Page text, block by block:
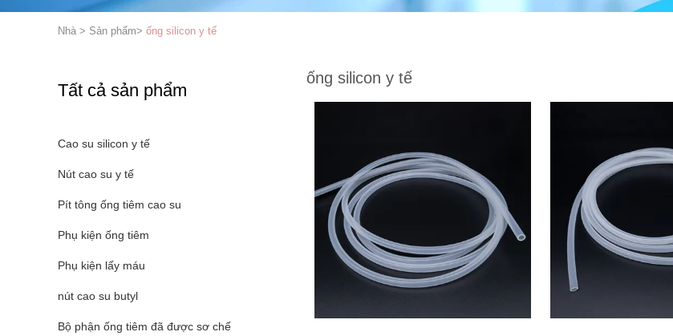
Nhà > Sản phẩm> ống silicon y tế
Tất cả sản phẩm
Cao su silicon y tế
Nút cao su y tế
Pít tông ống tiêm cao su
Phụ kiện ống tiêm
Phụ kiện lấy máu
nút cao su butyl
Bộ phận ống tiêm đã được sơ chế
ống silicon y tế